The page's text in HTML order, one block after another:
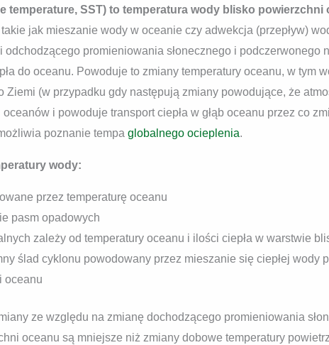
temperature, SST) to temperatura wody blisko powierzchni
jak mieszanie wody w oceanie czy adwekcja (przepływ)
promieniowania słonecznego i podczerwonego
do oceanu. Powoduje to zmiany temperatury oceanu, w tym
(w przypadku gdy następują zmiany powodujące, że
i powoduje transport ciepła w głąb oceanu przez co
poznanie tempa globalnego ocieplenia.
wody:
przez temperaturę oceanu
pasm opadowych
zależy od temperatury oceanu i ilości ciepła w warstwie
ślad cyklonu powodowany przez mieszanie się ciepłej wody
oceanu
ze względu na zmianę dochodzącego promieniowania
oceanu są mniejsze niż zmiany dobowe temperatury